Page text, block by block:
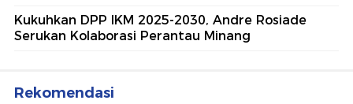
Kukuhkan DPP IKM 2025-2030, Andre Rosiade
Serukan Kolaborasi Perantau Minang
Rekomendasi